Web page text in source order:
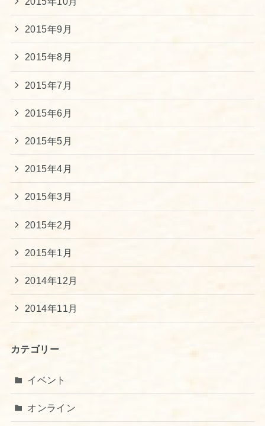
2015年9月
2015年8月
2015年7月
2015年6月
2015年5月
2015年4月
2015年3月
2015年2月
2015年1月
2014年12月
2014年11月
カテゴリー
イベント
オンライン